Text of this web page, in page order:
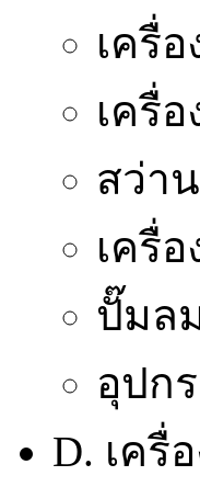
เครื่
เครื่
สว่า
เครื่
ปั๊มล
อุปก
D. เครื่